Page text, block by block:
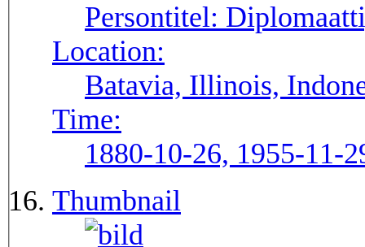
Persontitel:
Location:
Batavia, Illinois,
Time:
1880-10-26, 1955-11-
Thumbnail